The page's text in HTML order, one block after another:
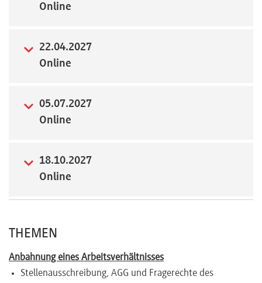
Online
22.04.2027
Online
05.07.2027
Online
18.10.2027
Online
THEMEN
Anbahnung eines Arbeitsverhältnisses
Stellenausschreibung, AGG und Fragerechte des